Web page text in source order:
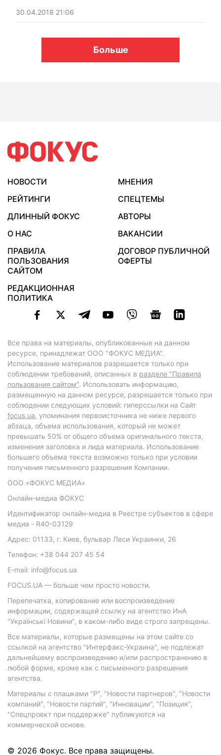
30.04.2018 21:06
Больше
НОВОСТИ
МНЕНИЯ
РЕЙТИНГИ
СПЕЦТЕМЫ
ДЛИННЫЙ ФОКУС
АВТОРЫ
О НАС
ВАКАНСИИ
ПРАВИЛА
ПОЛЬЗОВАНИЯ
САЙТОМ
ДОГОВОР ПУБЛИЧНОЙ
ОФЕРТЫ
РЕДАКЦИОННАЯ
ПОЛИТИКА
Все права на материалы, опубликованные на данном
ресурсе, принадлежат ООО "ФОКУС МЕДИА".
Использование материалов разрешается только при
соблюдении требований, описанных в разделе "Правила
пользования сайтом". Использовать информацию,
размещенную на данном ресурсе, разрешается только при
соблюдении следующих условий: гиперссылки на Сайт
focus.ua, упоминания первоисточника не ниже первого
абзаца, объема использования, который не может
превышать 50% от общего объема оригинального текста,
изменения заголовка и лида материала. Использование
большего объема текста возможно только при условии
получения письменного разрешения Компании.
ООО «ФОКУС МЕДИА»
Онлайн-медиа ФОКУС
Идентификатор онлайн-медиа в Реестре субъектов в сфере
медиа - R40-03129
Адрес: 01133, г. Киев, бульвар Леси Украинки, 26
Телефон: +38 044 207 45 54
E-mail: info@focus.ua
FOCUS.UA — больше чем просто новости.
Перепечатка, копирование или воспроизведение
информации, содержащей ссылку на агентство ИнА
"Українські Новини", в каком-либо виде строго запрещены.
Все материалы, которые размещены на этом сайте со
ссылкой на агентство "Интерфакс-Украина", не подлежат
дальнейшему воспроизведению и/или распространению в
любой форме, кроме как с письменного разрешения
агентства.
Материалы с плашками "Р", "Новости партнеров", "Новости
компаний", "Новости партий", "Инновации", "Позиция",
"Спецпроект при поддержке" публикуются на
коммерческой основе.
© 2026 Фокус. Все права защищены.